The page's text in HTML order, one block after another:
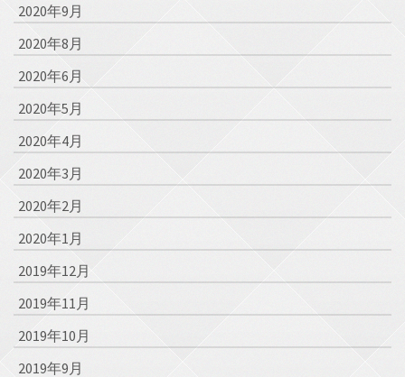
2020年9月
2020年8月
2020年6月
2020年5月
2020年4月
2020年3月
2020年2月
2020年1月
2019年12月
2019年11月
2019年10月
2019年9月